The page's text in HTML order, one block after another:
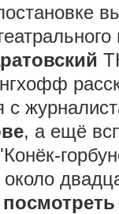
с
, а ещё